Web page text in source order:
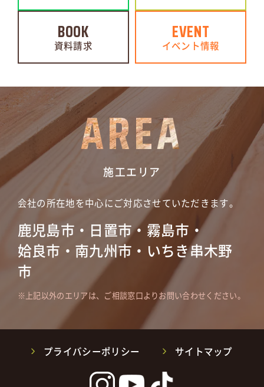
BOOK
資料請求
EVENT
イベント情報
AREA
施工エリア
会社の所在地を中心にご対応させていただきます。
鹿児島市・日置市・霧島市・
姶良市・南九州市・いちき串木野
市
上記以外のエリアは、ご相談窓口よりお問い合わせください。
プライバシーポリシー サイトマップ